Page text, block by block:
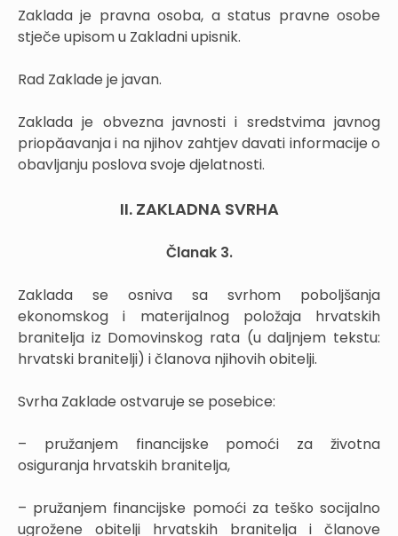
Zaklada je pravna osoba, a status pravne osobe
stječe upisom u Zakladni upisnik.
Rad Zaklade je javan.
Zaklada je obvezna javnosti i sredstvima javnog
priopăavanja i na njihov zahtjev davati informacije o
obavljanju poslova svoje djelatnosti.
II. ZAKLADNA SVRHA
Članak 3.
Zaklada se osniva sa svrhom poboljšanja
ekonomskog i materijalnog položaja hrvatskih
branitelja iz Domovinskog rata (u daljnjem tekstu:
hrvatski branitelji) i članova njihovih obitelji.
Svrha Zaklade ostvaruje se posebice:
– pružanjem financijske pomoći za životna
osiguranja hrvatskih branitelja,
– pružanjem financijske pomoći za teško socijalno
ugrožene obitelji hrvatskih branitelja i članove